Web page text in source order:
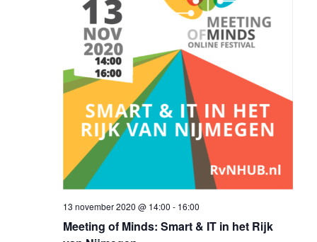
13 november 2020 @ 14:00 - 16:00
Meeting of Minds: Smart & IT in het Rijk